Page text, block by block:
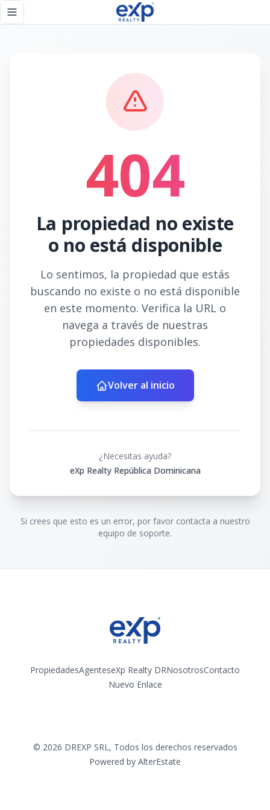
Toggle navigation menu
404
La propiedad no existe
o no está disponible
Lo sentimos, la propiedad que estás
buscando no existe o no está disponible
en este momento. Verifica la URL o
navega a través de nuestras
propiedades disponibles.
Volver al inicio
¿Necesitas ayuda?
eXp Realty República Dominicana
Si crees que esto es un error, por favor contacta a nuestro
equipo de soporte.
PropiedadesAgenteseXp Realty DRNosotrosContacto
Nuevo Enlace
© 2026 DREXP SRL, Todos los derechos reservados
Powered by AlterEstate
Página no encontrada - eXp Realty República Dominicana